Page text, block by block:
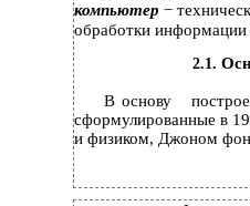
компьютер −
обработки
2.1.
В основу
сформулированные в
и физиком, Джоном